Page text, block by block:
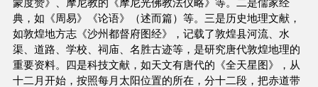
蒙度赞》、摩尼教的《摩尼光佛教法仪略》等。二是儒家经
典，如《周易》《论语》（述而篇）等。三是历史地理文献，
如敦煌地方志《沙州都督府图经》，记载了敦煌县河流、水
渠、道路、学校、祠庙、名胜古迹等，是研究唐代敦煌地理的
重要资料。四是科技文献，如天文有唐代的《全天星图》，从
十二月开始，按照每月太阳位置的所在，分十二段，把赤道带